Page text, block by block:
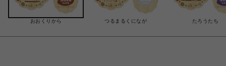
おおくりから つるまるくになが たろうたち